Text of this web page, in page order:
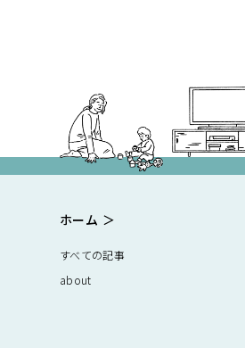
ホーム
すべての記事
about